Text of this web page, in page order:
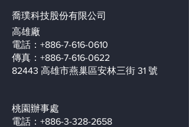
喬璞科技股份有限公司
高雄廠
電話：+886-7-616-0610
傳真：+886-7-616-0622
82443 高雄市燕巢區安林三街 31 號
桃園辦事處
電話：+886-3-328-2658